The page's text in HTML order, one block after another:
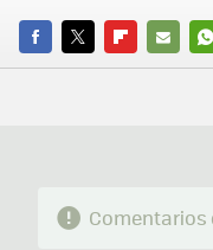
FACEBOOK
TWITTERFLIPBOARD
E-
Comentarios